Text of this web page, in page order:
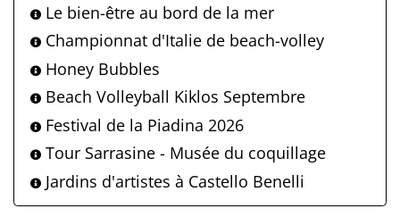
Le bien-être au bord de la mer
Championnat d'Italie de beach-volley
Honey Bubbles
Beach Volleyball Kiklos Septembre
Festival de la Piadina 2026
Tour Sarrasine - Musée du coquillage
Jardins d'artistes à Castello Benelli